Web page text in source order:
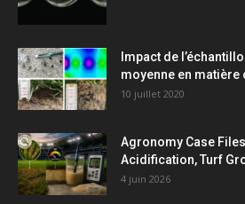
Impact de
moyenne en
10 juillet 2020
Agronomy Case
Acidification, Turf
4 juin 2026